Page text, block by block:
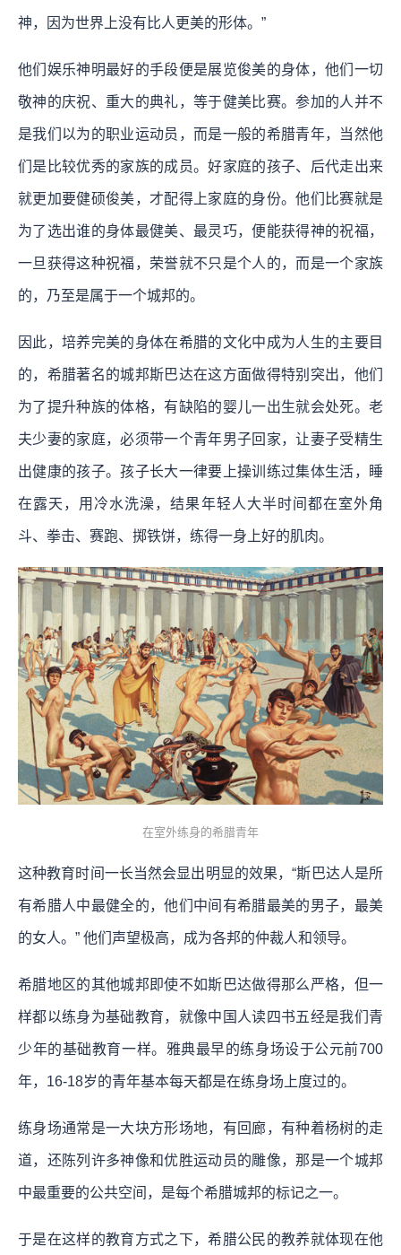
神，因为世界上没有比人更美的形体。”
他们娱乐神明最好的手段便是展览俊美的身体，他们一切
敬神的庆祝、重大的典礼，等于健美比赛。参加的人并不
是我们以为的职业运动员，而是一般的希腊青年，当然他
们是比较优秀的家族的成员。好家庭的孩子、后代走出来
就更加要健硕俊美，才配得上家庭的身份。他们比赛就是
为了选出谁的身体最健美、最灵巧，便能获得神的祝福，
一旦获得这种祝福，荣誉就不只是个人的，而是一个家族
的，乃至是属于一个城邦的。
因此，培养完美的身体在希腊的文化中成为人生的主要目
的，希腊著名的城邦斯巴达在这方面做得特别突出，他们
为了提升种族的体格，有缺陷的婴儿一出生就会处死。老
夫少妻的家庭，必须带一个青年男子回家，让妻子受精生
出健康的孩子。孩子长大一律要上操训练过集体生活，睡
在露天，用冷水洗澡，结果年轻人大半时间都在室外角
斗、拳击、赛跑、掷铁饼，练得一身上好的肌肉。
在室外练身的希腊青年
这种教育时间一长当然会显出明显的效果，“斯巴达人是所
有希腊人中最健全的，他们中间有希腊最美的男子，最美
的女人。” 他们声望极高，成为各邦的仲裁人和领导。
希腊地区的其他城邦即使不如斯巴达做得那么严格，但一
样都以练身为基础教育，就像中国人读四书五经是我们青
少年的基础教育一样。雅典最早的练身场设于公元前700
年，16-18岁的青年基本每天都是在练身场上度过的。
练身场通常是一大块方形场地，有回廊，有种着杨树的走
道，还陈列许多神像和优胜运动员的雕像，那是一个城邦
中最重要的公共空间，是每个希腊城邦的标记之一。
于是在这样的教育方式之下，希腊公民的教养就体现在他